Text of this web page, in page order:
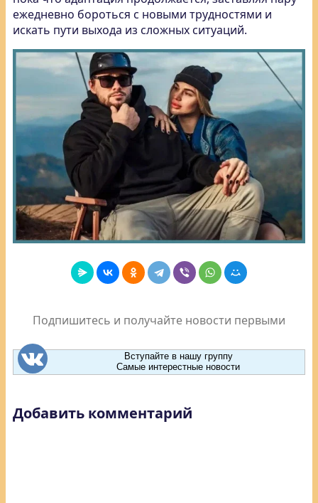
ежедневно бороться с новыми трудностями и
искать пути выхода из сложных ситуаций.
Подпишитесь и получайте новости первыми
Вступайте в нашу группу
Самые интерестные новости
Добавить комментарий